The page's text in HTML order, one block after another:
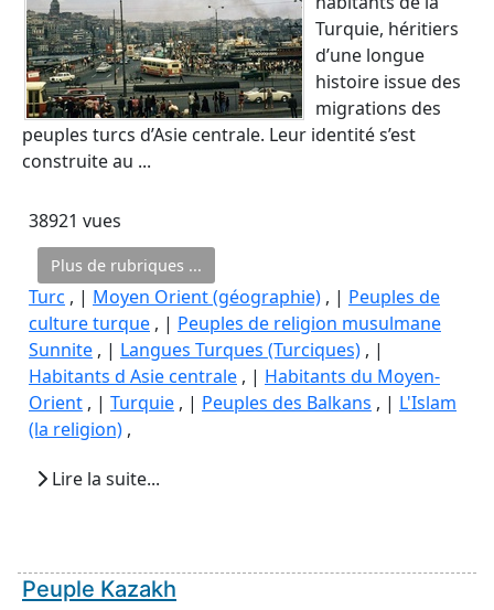
Turquie, héritiers
d’une longue
histoire issue des
migrations des
peuples turcs d’Asie centrale. Leur identité s’est
construite au ...
38921 vues
Plus de rubriques ...
Turc , | Moyen Orient (géographie) , | Peuples de
culture turque , | Peuples de religion musulmane
Sunnite , | Langues Turques (Turciques) , |
Habitants d Asie centrale , | Habitants du Moyen-
Orient , | Turquie , | Peuples des Balkans , | L'Islam
(la religion) ,
Lire la suite...
Peuple Kazakh